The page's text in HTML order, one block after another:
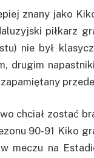
znany jako
piłkarz
nie był
drugim
chciał zostać
90-91 Kiko
meczu na